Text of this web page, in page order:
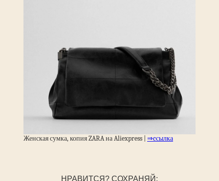
Женская сумка, копия ZARA на Aliexpress | ⇒cсылка
НРАВИТСЯ? СОХРАНЯЙ: